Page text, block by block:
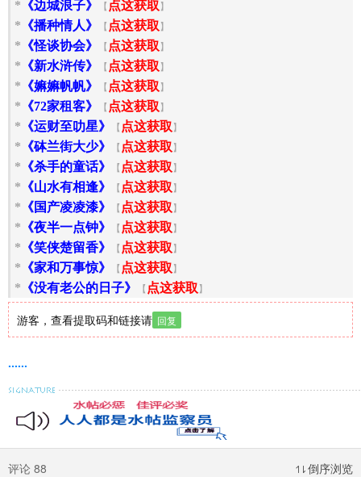
* 《边城浪子》 【 点这获取】
* 《播种情人》 【 点这获取】
* 《怪谈协会》 【 点这获取】
* 《新水浒传》 【 点这获取】
* 《嫲嫲帆帆》 【 点这获取】
* 《72家租客》 【 点这获取】
* 《运财至叻星》 【 点这获取】
* 《砵兰街大少》 【 点这获取】
* 《杀手的童话》 【 点这获取】
* 《山水有相逢》 【 点这获取】
* 《国产凌凌漆》 【 点这获取】
* 《夜半一点钟》 【 点这获取】
* 《笑侠楚留香》 【 点这获取】
* 《家和万事惊》 【 点这获取】
* 《没有老公的日子》 【 点这获取】
游客，查看提取码和链接请 回复
......
评论 88 倒序浏览